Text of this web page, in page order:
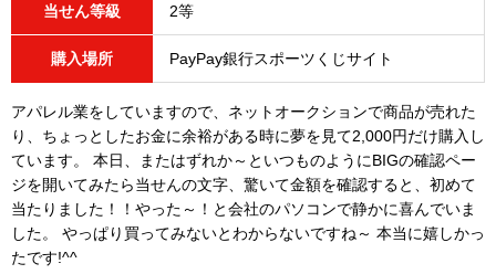
当せん等級 2等
購入場所 PayPay銀行スポーツくじサイト
アパレル業をしていますので、ネットオークションで商品が売れた
り、ちょっとしたお金に余裕がある時に夢を見て2,000円だけ購入し
ています。 本日、またはずれか～といつものようにBIGの確認ペー
ジを開いてみたら当せんの文字、驚いて金額を確認すると、初めて
当たりました！！やった～！と会社のパソコンで静かに喜んでいま
した。 やっぱり買ってみないとわからないですね～ 本当に嬉しかっ
たです!^^